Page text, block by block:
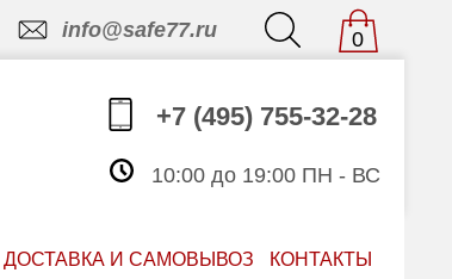
info@safe77.ru 0
+7 (495) 755-32-28
10:00 до 19:00 ПН - ВС
ДОСТАВКА И САМОВЫВОЗ КОНТАКТЫ